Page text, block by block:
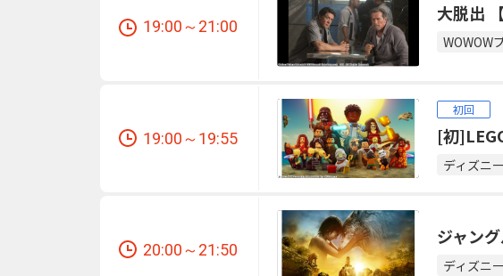
19:00～21:00
大脱出
WOWOW
19:00～19:55
初回
[初
ディズニ
20:00～21:50
ジャン
ディズニ